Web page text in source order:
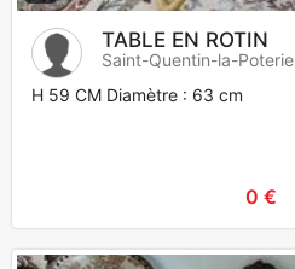
TABLE EN ROTIN
Saint-Quentin-la-Poterie
H 59 CM Diamètre : 63 cm
0 €